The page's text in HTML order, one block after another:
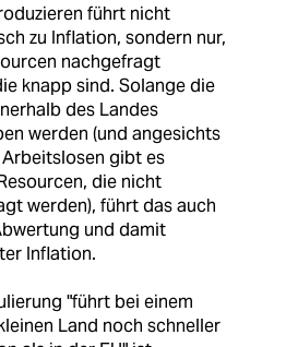
führt nicht
zu Inflation, sondern nur,
nachgefragt
knapp sind. Solange die
des Landes
werden (und angesichts
gibt es
die nicht
werden), führt das auch
und damit
Inflation.
"führt bei einem
Land noch schneller